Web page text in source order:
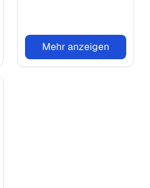
Mehr anzeigen